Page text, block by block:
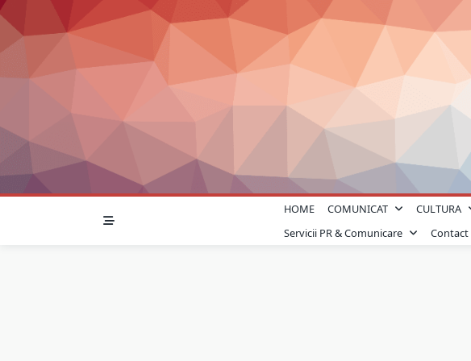
Skip
to
content
HOME COMUNICAT CULTURA
Servicii PR & Comunicare
Contact